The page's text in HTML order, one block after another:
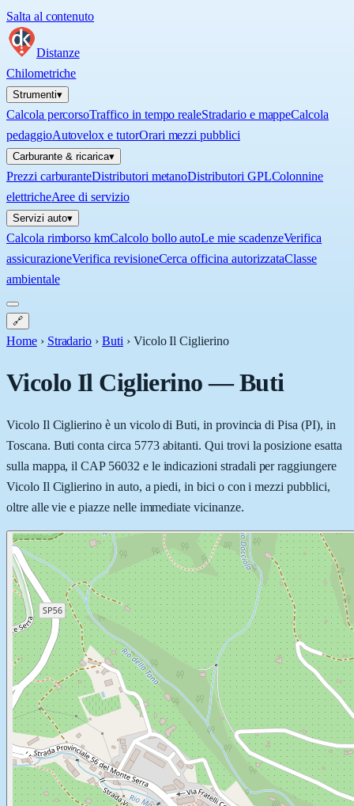
Salta al contenuto
Distanze
Chilometriche
Strumenti▾
Calcola percorsoTraffico in tempo realeStradario e mappeCalcola
pedaggioAutovelox e tutorOrari mezzi pubblici
Carburante & ricarica▾
Prezzi carburanteDistributori metanoDistributori GPLColonnine
elettricheAree di servizio
Servizi auto▾
Calcola rimborso kmCalcolo bollo autoLe mie scadenzeVerifica
assicurazioneVerifica revisioneCerca officina autorizzataClasse
ambientale
🔗
Home › Stradario › Buti › Vicolo Il Ciglierino
Vicolo Il Ciglierino—Buti
Vicolo Il Ciglierino è un vicolo di Buti, in provincia di Pisa (PI), in
Toscana. Buti conta circa 5773 abitanti. Qui trovi la posizione esatta
sulla mappa, il CAP 56032 e le indicazioni stradali per raggiungere
Vicolo Il Ciglierino in auto, a piedi, in bici o con i mezzi pubblici,
oltre alle vie e piazze nelle immediate vicinanze.